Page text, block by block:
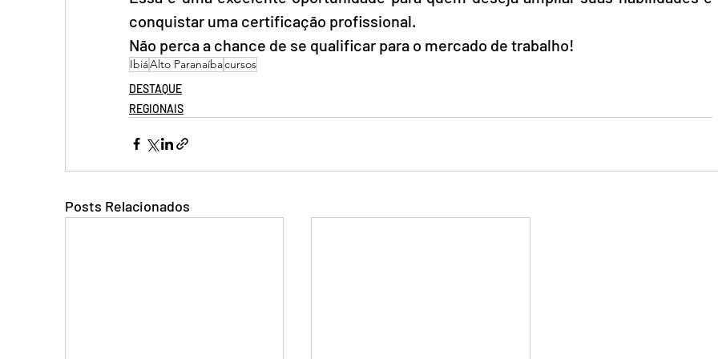
conquistar uma certificação profissional.
Não perca a chance de se qualificar para o mercado de trabalho!
IbiáAlto Paranaíbacursos
DESTAQUE
REGIONAIS
Posts Relacionados